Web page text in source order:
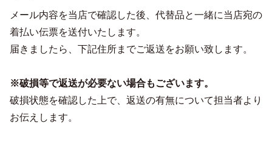
メール内容を当店で確認した後、代替品と一緒に当店宛の
着払い伝票を送付いたします。
届きましたら、下記住所までご返送をお願い致します。
※破損等で返送が必要ない場合もございます。
破損状態を確認した上で、返送の有無について担当者より
お伝えします。